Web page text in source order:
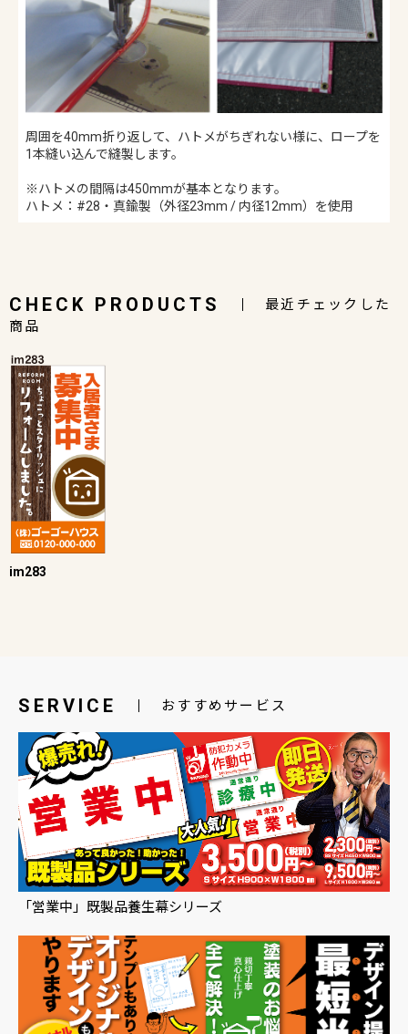
周囲を40mm折り返して、ハトメがちぎれない様に、ロープを
1本縫い込んで縫製します。
※ハトメの間隔は450mmが基本となります。
ハトメ：#28・真鍮製（外径23mm / 内径12mm）を使用
CHECK PRODUCTS
最近チェックした
商品
im283
SERVICE おすすめサービス
「営業中」既製品養生幕シリーズ